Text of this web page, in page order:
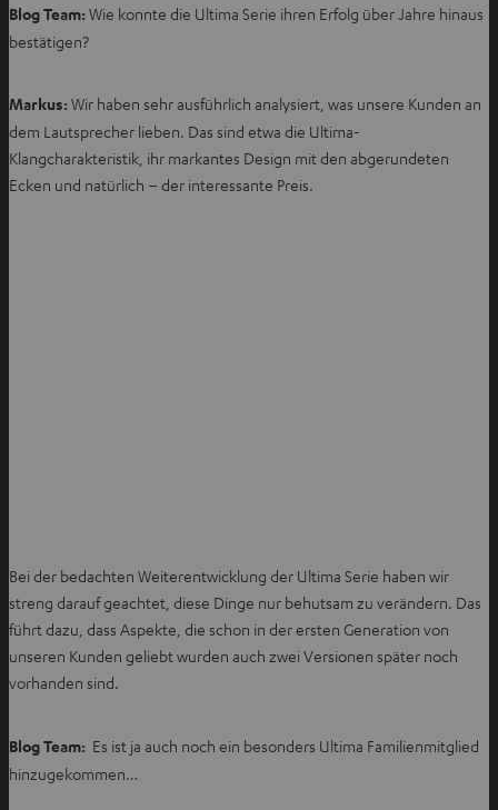
Blog Team: Wie konnte die Ultima Serie ihren Erfolg über Jahre hinaus
bestätigen?
Markus: Wir haben sehr ausführlich analysiert, was unsere Kunden an
dem Lautsprecher lieben. Das sind etwa die Ultima-
Klangcharakteristik, ihr markantes Design mit den abgerundeten
Ecken und natürlich – der interessante Preis.
Bei der bedachten Weiterentwicklung der Ultima Serie haben wir
streng darauf geachtet, diese Dinge nur behutsam zu verändern. Das
führt dazu, dass Aspekte, die schon in der ersten Generation von
unseren Kunden geliebt wurden auch zwei Versionen später noch
vorhanden sind.
Blog Team: Es ist ja auch noch ein besonders Ultima Familienmitglied
hinzugekommen…